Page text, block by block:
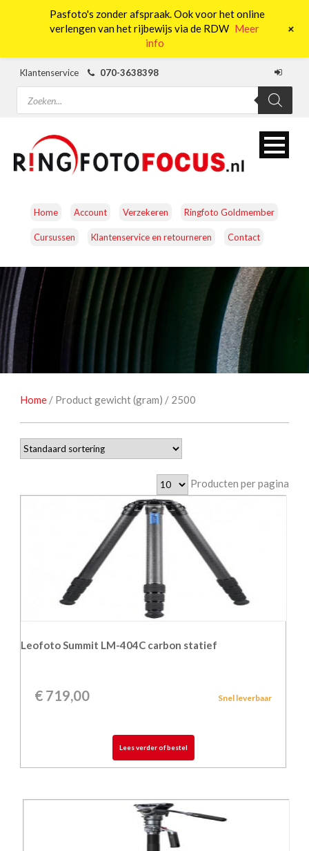
Klantenservice
070-3638398
Producten
zoeken
Home Account Verzekeren Ringfoto Goldmember
Cursussen Klantenservice en retourneren Contact
CAMERA’S OBJECTIEVEN ACCESSOIRES
NATUUROBSERVATIE
STUDIOFOTOGRAFIE
Home / Product gewicht (gram) / 2500
Producten per pagina
Leofoto Summit LM-404C carbon statief
€ 719,00 Snel leverbaar
Lees verder of bestel
Pasfoto's zonder afspraak. Ook voor het online
verlengen van het rijbewijs via de RDW Meer
info
+